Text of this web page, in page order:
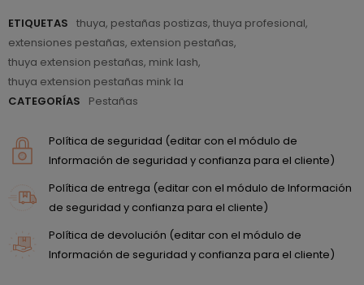
ETIQUETAS thuya, pestañas postizas, thuya profesional,
extensiones pestañas, extension pestañas,
thuya extension pestañas, mink lash,
thuya extension pestañas mink la
CATEGORÍAS
Pestañas
Política de seguridad (editar con el módulo de
Información de seguridad y confianza para el cliente)
Política de entrega (editar con el módulo de Información
de seguridad y confianza para el cliente)
Política de devolución (editar con el módulo de
Información de seguridad y confianza para el cliente)